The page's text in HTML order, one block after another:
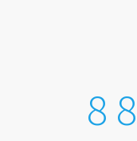
8 8